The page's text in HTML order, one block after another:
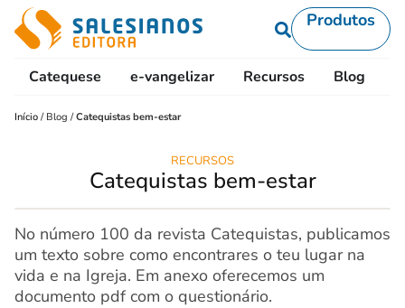
Produtos
Catequese e-vangelizar Recursos Blog
Início / Blog /Catequistas bem-estar
RECURSOS
Catequistas bem-estar
No número 100 da revista Catequistas, publicamos
um texto sobre como encontrares o teu lugar na
vida e na Igreja. Em anexo oferecemos um
documento pdf com o questionário.